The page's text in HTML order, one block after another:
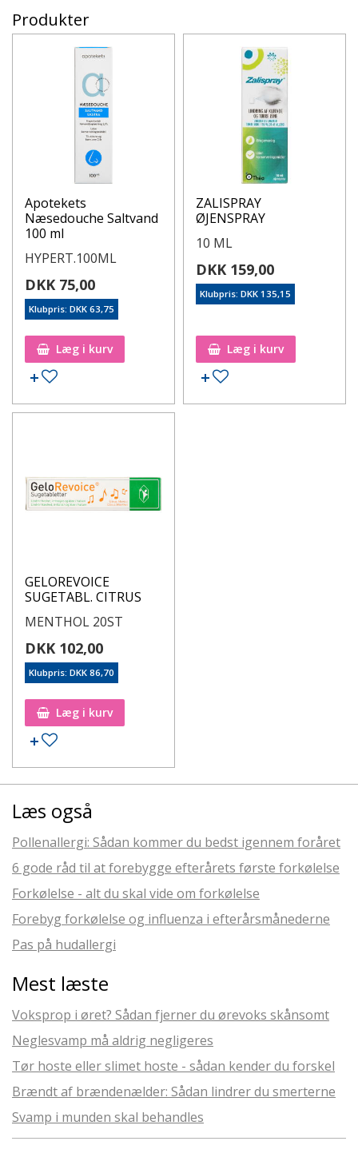
Produkter
Apotekets
Næsedouche Saltvand
100 ml
HYPERT.100ML
DKK 75,00
Klubpris: DKK 63,75
Læg i kurv
ZALISPRAY
ØJENSPRAY
10 ML
DKK 159,00
Klubpris: DKK 135,15
Læg i kurv
GELOREVOICE
SUGETABL. CITRUS
MENTHOL 20ST
DKK 102,00
Klubpris: DKK 86,70
Læg i kurv
Læs også
Pollenallergi: Sådan kommer du bedst igennem foråret
6 gode råd til at forebygge efterårets første forkølelse
Forkølelse - alt du skal vide om forkølelse
Forebyg forkølelse og influenza i efterårsmånederne
Pas på hudallergi
Mest læste
Voksprop i øret? Sådan fjerner du ørevoks skånsomt
Neglesvamp må aldrig negligeres
Tør hoste eller slimet hoste - sådan kender du forskel
Brændt af brændenælder: Sådan lindrer du smerterne
Svamp i munden skal behandles